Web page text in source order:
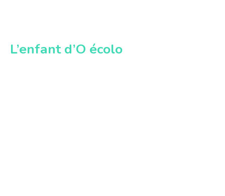
L’enfant d’O écolo